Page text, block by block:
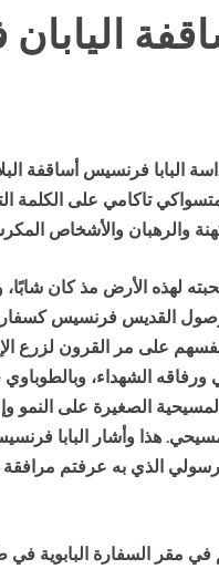
البابا فرنسيس أساقفة
تاكامي على الكلمة
والرهبان والأشخاص
لهذه الأرض مذ كان
القديس فرنسيس
على مر القرون لزرع
ورفاقه الشهداء،
الصغيرة على النمو
هذا وأشار البابا
الذي به عرفتم مرافقة
في مقر السفارة البابوية